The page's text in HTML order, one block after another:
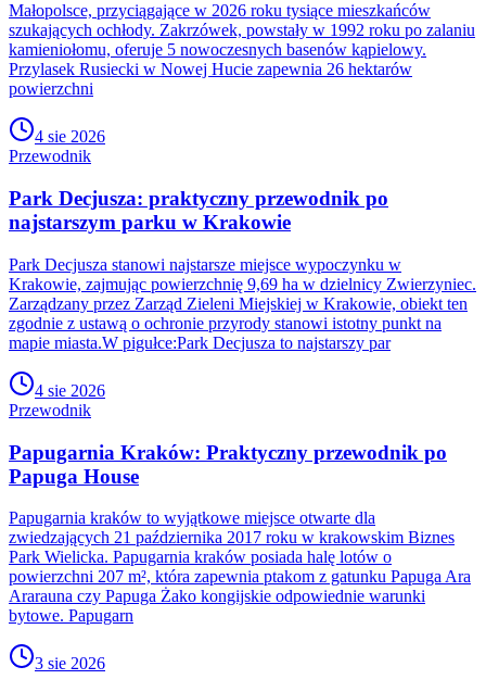
Małopolsce, przyciągające w 2026 roku tysiące mieszkańców
szukających ochłody. Zakrzówek, powstały w 1992 roku po zalaniu
kamieniołomu, oferuje 5 nowoczesnych basenów kąpielowy.
Przylasek Rusiecki w Nowej Hucie zapewnia 26 hektarów
powierzchni
4 sie 2026
Przewodnik
Park Decjusza: praktyczny przewodnik po
najstarszym parku w Krakowie
Park Decjusza stanowi najstarsze miejsce wypoczynku w
Krakowie, zajmując powierzchnię 9,69 ha w dzielnicy Zwierzyniec.
Zarządzany przez Zarząd Zieleni Miejskiej w Krakowie, obiekt ten
zgodnie z ustawą o ochronie przyrody stanowi istotny punkt na
mapie miasta.W pigułce:Park Decjusza to najstarszy par
4 sie 2026
Przewodnik
Papugarnia Kraków: Praktyczny przewodnik po
Papuga House
Papugarnia kraków to wyjątkowe miejsce otwarte dla
zwiedzających 21 października 2017 roku w krakowskim Biznes
Park Wielicka. Papugarnia kraków posiada halę lotów o
powierzchni 207 m², która zapewnia ptakom z gatunku Papuga Ara
Ararauna czy Papuga Żako kongijskie odpowiednie warunki
bytowe. Papugarn
3 sie 2026